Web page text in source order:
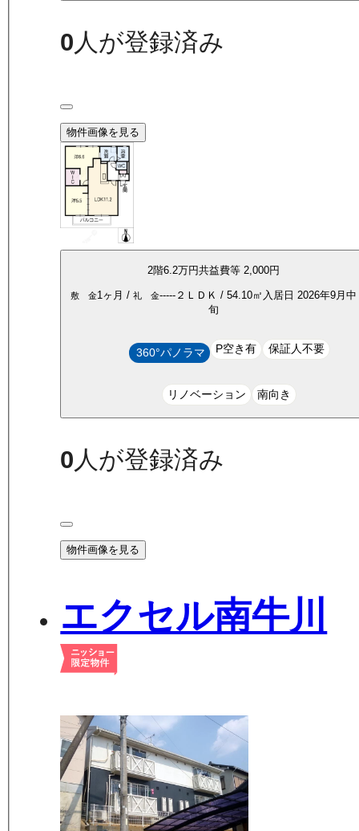
0人が登録済み
物件画像を見る
2階6.2万円共益費等 2,000円
敷 金1ヶ月 / 礼 金-----２ＬＤＫ / 54.10㎡ 入居日 2026年9月中
旬
360°パノラマ P空き有 保証人不要
リノベーション 南向き
0人が登録済み
物件画像を見る
エクセル南牛川